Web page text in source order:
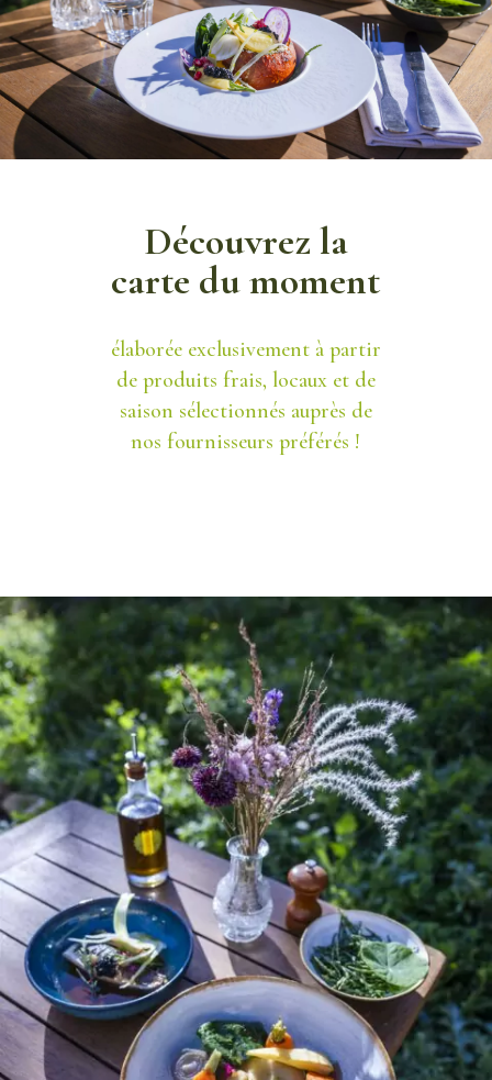
Découvrez la
carte du moment
élaborée exclusivement à partir
de produits frais, locaux et de
saison sélectionnés auprès de
nos fournisseurs préférés !